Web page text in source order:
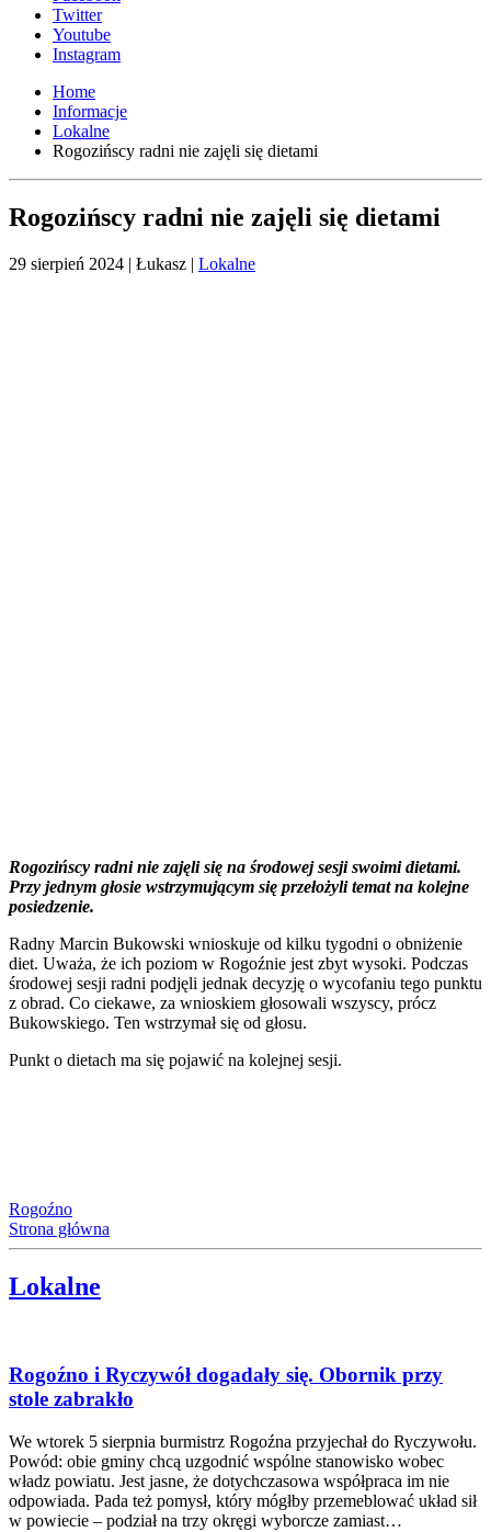
Twitter
Youtube
Instagram
Home
Informacje
Lokalne
Rogozińscy radni nie zajęli się dietami
Rogozińscy radni nie zajęli się dietami
29 sierpień 2024 | Łukasz | Lokalne
Rogozińscy radni nie zajęli się na środowej sesji swoimi dietami.
Przy jednym głosie wstrzymującym się przełożyli temat na kolejne
posiedzenie.
Radny Marcin Bukowski wnioskuje od kilku tygodni o obniżenie
diet. Uważa, że ich poziom w Rogoźnie jest zbyt wysoki. Podczas
środowej sesji radni podjęli jednak decyzję o wycofaniu tego punktu
z obrad. Co ciekawe, za wnioskiem głosowali wszyscy, prócz
Bukowskiego. Ten wstrzymał się od głosu.
Punkt o dietach ma się pojawić na kolejnej sesji.
Rogoźno
Strona główna
Lokalne
Rogoźno i Ryczywół dogadały się. Obornik przy
stole zabrakło
We wtorek 5 sierpnia burmistrz Rogoźna przyjechał do Ryczywołu.
Powód: obie gminy chcą uzgodnić wspólne stanowisko wobec
władz powiatu. Jest jasne, że dotychczasowa współpraca im nie
odpowiada. Pada też pomysł, który mógłby przemeblować układ sił
w powiecie – podział na trzy okręgi wyborcze zamiast…